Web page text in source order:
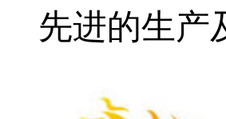
先进的生产